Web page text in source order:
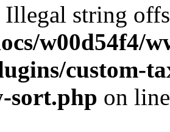
Illegal string
w00d54f4/
custom-
sort.php on